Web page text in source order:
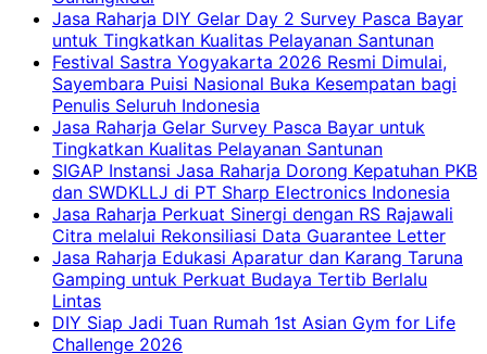
Jasa Raharja DIY Gelar Day 2 Survey Pasca Bayar
untuk Tingkatkan Kualitas Pelayanan Santunan
Festival Sastra Yogyakarta 2026 Resmi Dimulai,
Sayembara Puisi Nasional Buka Kesempatan bagi
Penulis Seluruh Indonesia
Jasa Raharja Gelar Survey Pasca Bayar untuk
Tingkatkan Kualitas Pelayanan Santunan
SIGAP Instansi Jasa Raharja Dorong Kepatuhan PKB
dan SWDKLLJ di PT Sharp Electronics Indonesia
Jasa Raharja Perkuat Sinergi dengan RS Rajawali
Citra melalui Rekonsiliasi Data Guarantee Letter
Jasa Raharja Edukasi Aparatur dan Karang Taruna
Gamping untuk Perkuat Budaya Tertib Berlalu
Lintas
DIY Siap Jadi Tuan Rumah 1st Asian Gym for Life
Challenge 2026